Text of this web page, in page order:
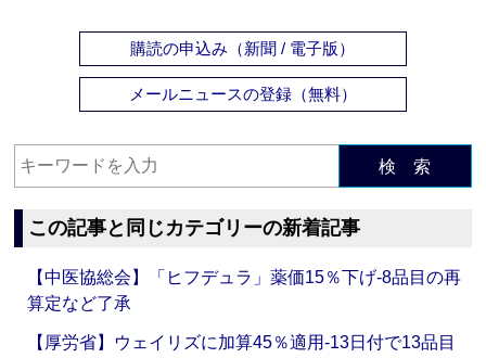
購読の申込み（新聞 / 電子版）
メールニュースの登録（無料）
検 索
この記事と同じカテゴリーの新着記事
【中医協総会】「ヒフデュラ」薬価15％下げ‐8品目の再
算定など了承
【厚労省】ウェイリズに加算45％適用‐13日付で13品目